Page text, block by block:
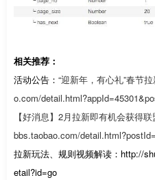
相关推荐：
活动公告： “迎新年，有心礼”春节
o.com/
【好消息】2月拉新即有机会获得
bbs.taobao.com/
拉新玩法、规则视频解读：http://
etail?id=go